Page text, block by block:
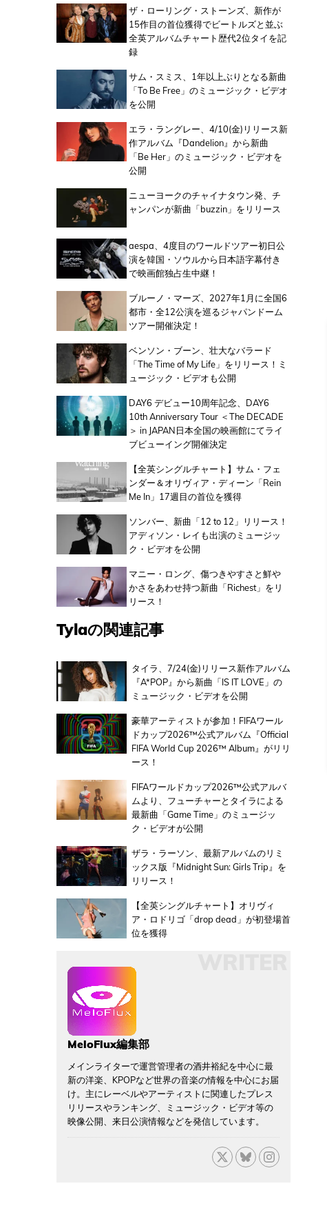
ザ・ローリング・ストーンズ、新作が
15作目の首位獲得でビートルズと並ぶ
全英アルバムチャート歴代2位タイを記
録
サム・スミス、1年以上ぶりとなる新曲
「To Be Free」のミュージック・ビデオ
を公開
エラ・ラングレー、4/10(金)リリース新
作アルバム『Dandelion』から新曲
「Be Her」のミュージック・ビデオを
公開
ニューヨークのチャイナタウン発、チ
ャンパンが新曲「buzzin」をリリース
aespa、4度目のワールドツアー初日公
演を韓国・ソウルから日本語字幕付き
で映画館独占生中継！
ブルーノ・マーズ、2027年1月に全国6
都市・全12公演を巡るジャパンドーム
ツアー開催決定！
ベンソン・ブーン、壮大なバラード
「The Time of My Life」をリリース！ミ
ュージック・ビデオも公開
DAY6 デビュー10周年記念、DAY6
10th Anniversary Tour ＜The DECADE
＞ in JAPAN日本全国の映画館にてライ
ブビューイング開催決定
【全英シングルチャート】サム・フェ
ンダー＆オリヴィア・ディーン「Rein
Me In」17週目の首位を獲得
ソンバー、新曲「12 to 12」リリース！
アディソン・レイも出演のミュージッ
ク・ビデオを公開
マニー・ロング、傷つきやすさと鮮や
かさをあわせ持つ新曲「Richest」をリ
リース！
Tylaの関連記事
タイラ、7/24(金)リリース新作アルバム
『A*POP』から新曲「IS IT LOVE」の
ミュージック・ビデオを公開
豪華アーティストが参加！FIFAワール
ドカップ2026™公式アルバム『Official
FIFA World Cup 2026™ Album』がリリ
ース！
FIFAワールドカップ2026™公式アルバ
ムより、フューチャーとタイラによる
最新曲「Game Time」のミュージッ
ク・ビデオが公開
ザラ・ラーソン、最新アルバムのリミ
ックス版『Midnight Sun: Girls Trip』を
リリース！
【全英シングルチャート】オリヴィ
ア・ロドリゴ「drop dead」が初登場首
位を獲得
MeloFlux編集部
メインライターで運営管理者の酒井裕紀を中心に最
新の洋楽、KPOPなど世界の音楽の情報を中心にお届
け。主にレーベルやアーティストに関連したプレス
リリースやランキング、ミュージック・ビデオ等の
映像公開、来日公演情報などを発信しています。